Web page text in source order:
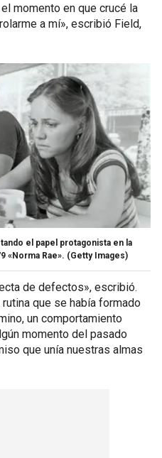
momento en que crucé la
a mí», escribió Field,
el papel protagonista en la
«Norma Rae». (Getty Images)
de defectos», escribió.
rutina que se había formado
un comportamiento
momento del pasado
que unía nuestras almas